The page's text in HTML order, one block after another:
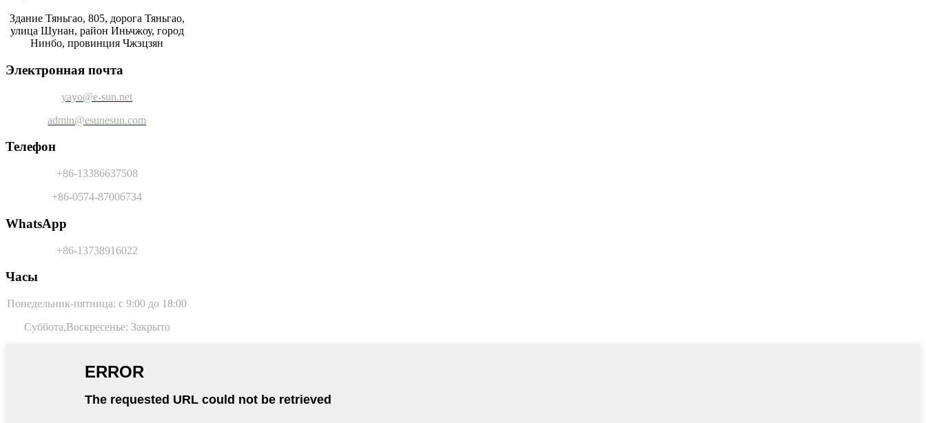
Здание Тяньгао, 805, дорога Тяньгао,
улица Шунан, район Иньчжоу, город
Нинбо, провинция Чжэцзян
Электронная почта
yayo@e-sun.net
admin@esunesun.com
Телефон
+86-13386637508
+86-0574-87006734
WhatsApp
+86-13738916022
Часы
Понедельник-пятница: с 9:00 до 18:00
Суббота,Воскресенье: Закрыто